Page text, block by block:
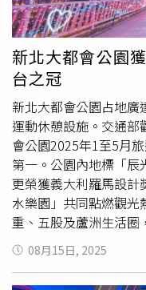
投入。延續自1980年
衛浴系統涵蓋排水系統
面向。今年更以成熟且
衛浴解決方案，透過場
「節能效率」與「空間
理解施工效率的優化、
利性。同時，配合同層
延伸為模組化應用方案
商用空間。目前相關系
不僅展現品牌技術的成
業上的高度信賴。
／和成）智慧科技登場
次展出13款最新智能
旗艦款「
溫控、自動感應與除菌
新北大都會公園
台之冠
新北大都會公園占地廣
運動休憩設施。交通部
會公園2025年1至5月
第一。公園內地標「辰
更榮獲義大利羅馬設計
水樂園」共同點燃觀光
重、五股及蘆洲生活圈
具自然溼地生態、水
施。市府將原屬於防
營造，打造為親水環境
08月15日, 2025